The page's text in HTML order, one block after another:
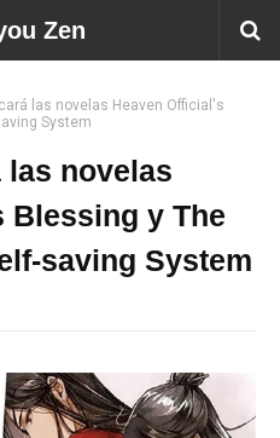
Zen
las novelas Heaven Official's
System
las novelas
Blessing y The
saving System